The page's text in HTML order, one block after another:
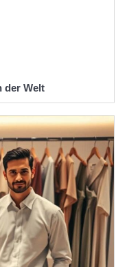
der Welt